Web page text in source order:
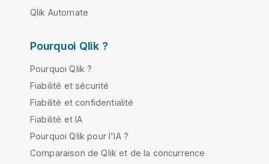
Qlik Automate
Pourquoi Qlik ?
Pourquoi Qlik ?
Fiabilité et sécurité
Fiabilité et confidentialité
Fiabilité et IA
Pourquoi Qlik pour l'IA ?
Comparaison de Qlik et de la concurrence